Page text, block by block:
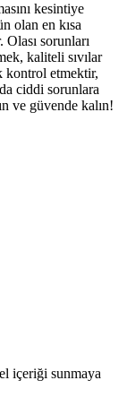
kesintiye
olan en kısa
sorunları
kaliteli sıvılar
kontrol etmektir,
ciddi sorunlara
ve güvende kalın!
içeriği sunmaya